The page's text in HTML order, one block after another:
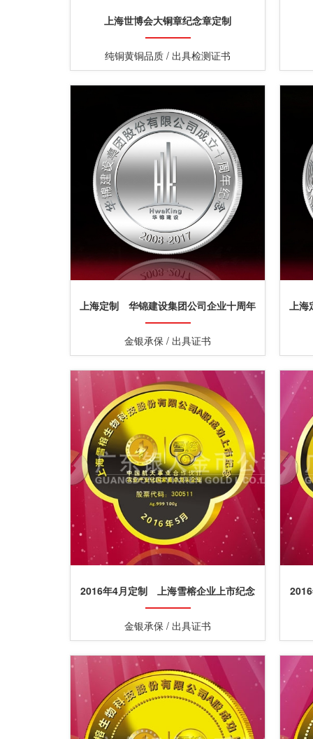
上海世博会大铜章纪念章定制
纯铜黄铜品质 / 出具检测证书
上海定制 华锦建设集团公司企业十周年
纪念章定制
金银承保 / 出具证书
上
2016年4月定制 上海雪榕企业上市纪念
金砖定制金铤加工制作
金银承保 / 出具证书